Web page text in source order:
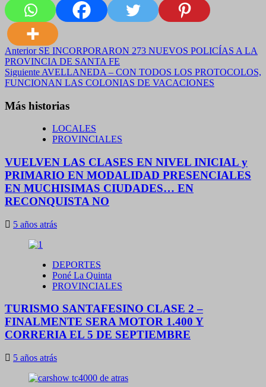
Navegación
de
entradas
AnteriorSE INCORPORARON 273 NUEVOS POLICÍAS A LA
PROVINCIA DE SANTA FE
Siguiente AVELLANEDA – CON TODOS LOS PROTOCOLOS,
FUNCIONAN LAS COLONIAS DE VACACIONES
Más historias
LOCALES
PROVINCIALES
VUELVEN LAS CLASES EN NIVEL INICIAL y
PRIMARIO EN MODALIDAD PRESENCIALES
EN MUCHISIMAS CIUDADES… EN
RECONQUISTA NO
5 años atrás
DEPORTES
Poné La Quinta
PROVINCIALES
TURISMO SANTAFESINO CLASE 2 –
FINALMENTE SERA MOTOR 1.400 Y
CORRERIA EL 5 DE SEPTIEMBRE
5 años atrás